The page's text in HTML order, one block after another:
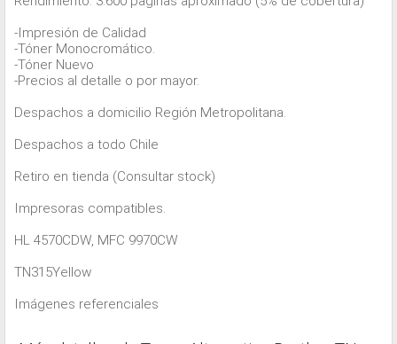
-Impresión de Calidad
-Tóner Monocromático.
-Tóner Nuevo
-Precios al detalle o por mayor.
Despachos a domicilio Región Metropolitana.
Despachos a todo Chile
Retiro en tienda (Consultar stock)
Impresoras compatibles.
HL 4570CDW, MFC 9970CW
TN315Yellow
Imágenes referenciales